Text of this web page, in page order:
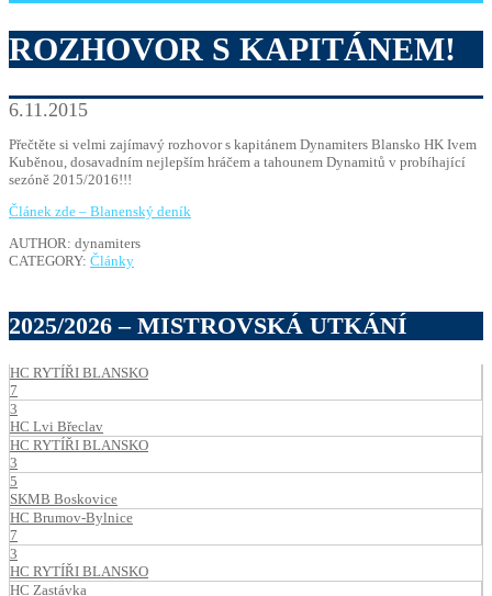
ROZHOVOR S KAPITÁNEM!
6.11.2015
Přečtěte si velmi zajímavý rozhovor s kapitánem Dynamiters Blansko HK Ivem
Kuběnou, dosavadním nejlepším hráčem a tahounem Dynamitů v probíhající
sezóně 2015/2016!!!
Článek zde – Blanenský deník
AUTHOR: dynamiters
CATEGORY: Články
2025/2026 – MISTROVSKÁ UTKÁNÍ
HC RYTÍŘI BLANSKO
7
3
HC Lvi Břeclav
HC RYTÍŘI BLANSKO
3
5
SKMB Boskovice
HC Brumov-Bylnice
7
3
HC RYTÍŘI BLANSKO
HC Zastávka